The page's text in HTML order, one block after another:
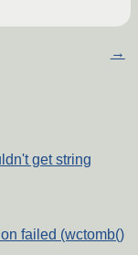
→
get string
failed (wctomb()